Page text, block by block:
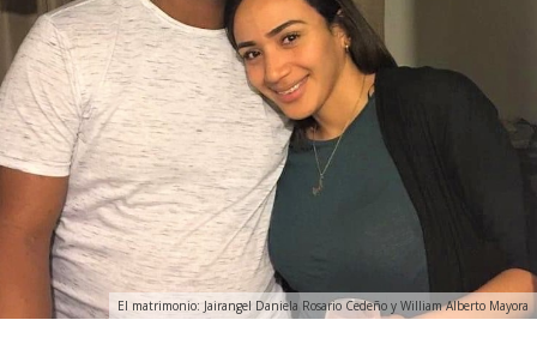
El matrimonio: Jairangel Daniela Rosario Cedeño y William Alberto Mayora